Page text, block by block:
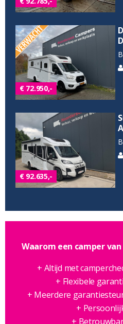
€ 72.950,-
€ 92.635,-
Waarom een camper
+ Altijd met
+ Flexibele
+ Meerdere
+
+